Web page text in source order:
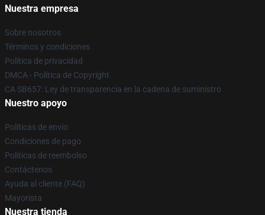
Nuestra empresa
Sobre nosotros
Términos y condiciones
Política de privacidad
DMCA - Política de Copyright
CA SB657: Ley de transparencia en la cadena de suministro
Nuestro apoyo
Políticas de envío
Condiciones de pago
Políticas de reembolso
Contáctenos
Ayuda al cliente (FAQ)
Mayorista
Nuestra tienda